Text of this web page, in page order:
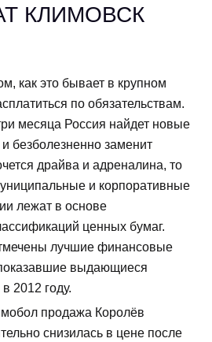
КЛИМОВСК
как это бывает в крупном
по обязательствам.
месяца Россия найдет новые
безболезненно заменит
драйва и адреналина, то
и корпоративные
лежат в основе
ценных бумаг.
лучшие финансовые
выдающиеся
2012 году.
продажа Королёв
снизилась в цене после